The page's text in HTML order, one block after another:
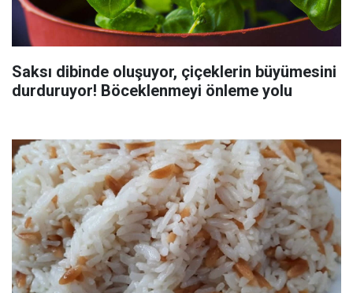
Saksı dibinde oluşuyor, çiçeklerin büyümesini
durduruyor! Böceklenmeyi önleme yolu